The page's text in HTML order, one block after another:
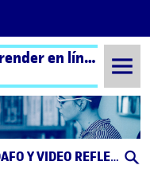
M1.130 – Enseñar y aprender en línea – Aula 3
Y VIDEO REFLEXIVO